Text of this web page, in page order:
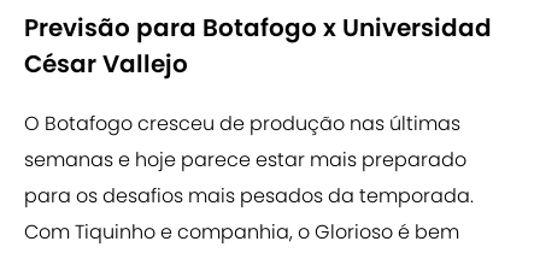
Previsão para Botafogo x Universidad
César Vallejo
O Botafogo cresceu de produção nas últimas
semanas e hoje parece estar mais preparado
para os desafios mais pesados da temporada.
Com Tiquinho e companhia, o Glorioso é bem